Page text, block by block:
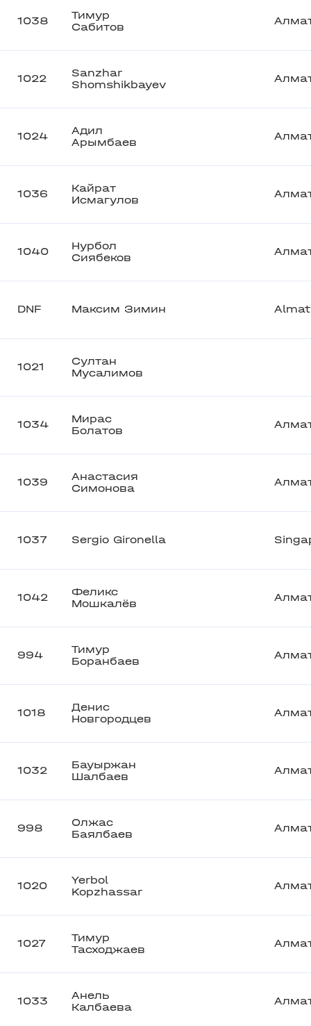
1038
Тимур
Сабитов
1022
Sanzhar
Shomshikbayev
1024
Адил
Арымбаев
1036
Кайрат
Исмагулов
1040
Нурбол
Сиябеков
DNF Максим Зимин
1021
Султан
Мусалимов
1034
Мирас
Болатов
1039
Анастасия
Симонова
1037 Sergio Gironella
1042
Феликс
Мошкалёв
994
Тимур
Боранбаев
1018
Денис
Новгородцев
1032
Бауыржан
Шалбаев
998
Олжас
Баялбаев
1020
Yerbol
Kopzhassar
1027
Тимур
Тасходжаев
1033
Анель
Калбаева